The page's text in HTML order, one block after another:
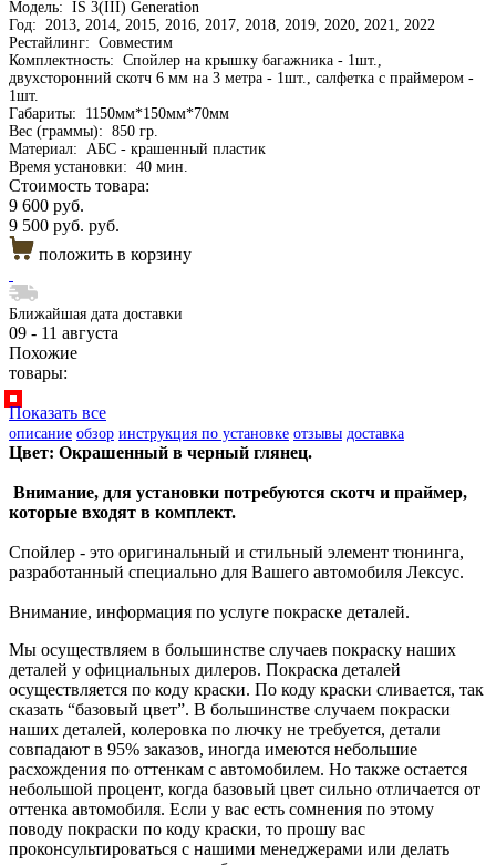
Модель: IS 3(III) Generation
Год:
2013, 2014, 2015, 2016, 2017, 2018, 2019, 2020, 2021, 2022
Рестайлинг: Совместим
Комплектность: Спойлер на крышку багажника - 1шт.,
двухсторонний скотч 6 мм на 3 метра - 1шт., салфетка с праймером -
1шт.
Габариты:
1150мм*150мм*70мм
Вес (граммы): 850 гр.
Материал:
АБС - крашенный пластик
Время установки: 40 мин.
Стоимость товара:
9 600 руб.
9 500 руб. руб.
положить в корзину
Ближайшая дата доставки
09 - 11 августа
Похожие
товары:
Показать все
описание обзор инструкция по установке отзывы доставка
Цвет: Окрашенный в черный глянец.
Внимание, для установки потребуются скотч и праймер,
которые входят в комплект.
Спойлер - это оригинальный и стильный элемент тюнинга,
разработанный специально для Вашего автомобиля Лексус.
Внимание, информация по услуге покраске деталей.
Мы осуществляем в большинстве случаев покраску наших
деталей у официальных дилеров. Покраска деталей
осуществляется по коду краски. По коду краски сливается, так
сказать “базовый цвет”. В большинстве случаем покраски
наших деталей, колеровка по лючку не требуется, детали
совпадают в 95% заказов, иногда имеются небольшие
расхождения по оттенкам с автомобилем. Но также остается
небольшой процент, когда базовый цвет сильно отличается от
оттенка автомобиля. Если у вас есть сомнения по этому
поводу покраски по коду краски, то прошу вас
проконсультироваться с нашими менеджерами или делать